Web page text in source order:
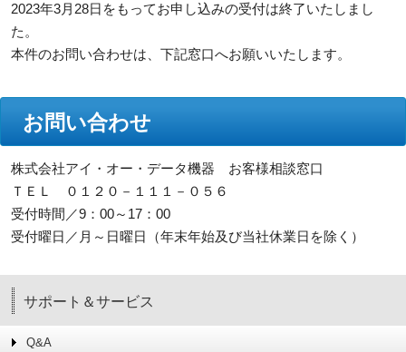
2023年3月28日をもってお申し込みの受付は終了いたしまし
た。
本件のお問い合わせは、下記窓口へお願いいたします。
お問い合わせ
株式会社アイ・オー・データ機器 お客様相談窓口
ＴＥＬ ０１２０－１１１－０５６
受付時間／9：00～17：00
受付曜日／月～日曜日（年末年始及び当社休業日を除く）
サポート＆サービス
Q&A